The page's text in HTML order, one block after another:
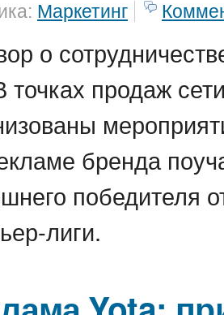
Маркетинг
о
точках продаж
бренда
победителя
лиги.